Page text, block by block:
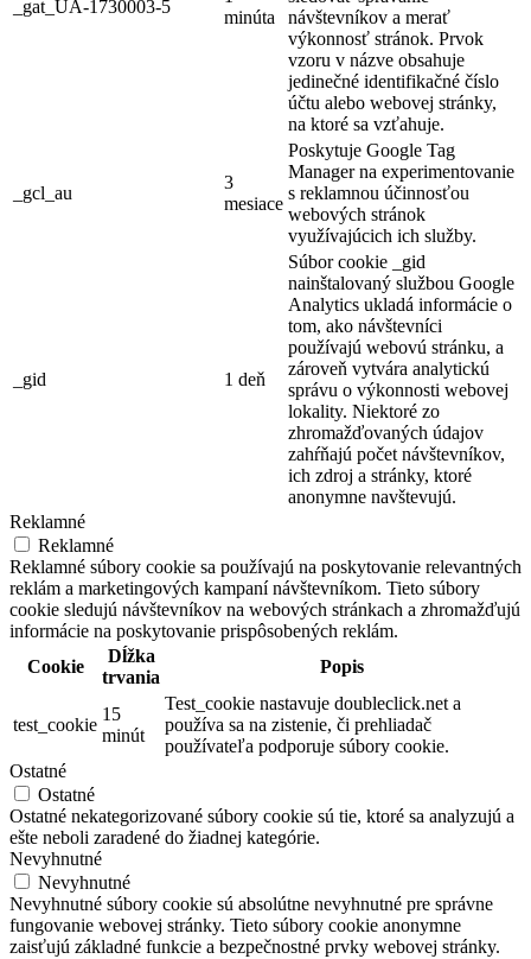
_gat_UA-1730003-5
minúta
návštevníkov a merať
výkonnosť stránok. Prvok
vzoru v názve obsahuje
jedinečné identifikačné číslo
účtu alebo webovej stránky,
na ktoré sa vzťahuje.
_gcl_au
3
mesiace
Poskytuje Google Tag
Manager na experimentovanie
s reklamnou účinnosťou
webových stránok
využívajúcich ich služby.
_gid 1 deň
Súbor cookie _gid
nainštalovaný službou Google
Analytics ukladá informácie o
tom, ako návštevníci
používajú webovú stránku, a
zároveň vytvára analytickú
správu o výkonnosti webovej
lokality. Niektoré zo
zhromažďovaných údajov
zahŕňajú počet návštevníkov,
ich zdroj a stránky, ktoré
anonymne navštevujú.
Reklamné
Reklamné
Reklamné súbory cookie sa používajú na poskytovanie relevantných
reklám a marketingových kampaní návštevníkom. Tieto súbory
cookie sledujú návštevníkov na webových stránkach a zhromažďujú
informácie na poskytovanie prispôsobených reklám.
Cookie
Dĺžka
trvania
Popis
test_cookie
15
minút
Test_cookie nastavuje doubleclick.net a
používa sa na zistenie, či prehliadač
používateľa podporuje súbory cookie.
Ostatné
Ostatné
Ostatné nekategorizované súbory cookie sú tie, ktoré sa analyzujú a
ešte neboli zaradené do žiadnej kategórie.
Nevyhnutné
Nevyhnutné
Nevyhnutné súbory cookie sú absolútne nevyhnutné pre správne
fungovanie webovej stránky. Tieto súbory cookie anonymne
zaisťujú základné funkcie a bezpečnostné prvky webovej stránky.